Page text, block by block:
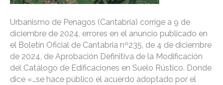
Urbanismo de Penagos (Cantabria) corrige a 9 de
diciembre de 2024, errores en el anuncio publicado en
el Boletín Oficial de Cantabria nº235, de 4 de diciembre
de 2024, de Aprobación Definitiva de la Modificación
del Catálogo de Edificaciones en Suelo Rústico. Donde
dice «…se hace público el acuerdo adoptado por el